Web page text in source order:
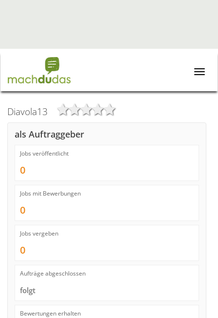
Toggle
Diavola13
als Auftraggeber
Jobs veröffentlicht
0
Jobs mit Bewerbungen
0
Jobs vergeben
0
Aufträge abgeschlossen
folgt
Bewertungen erhalten